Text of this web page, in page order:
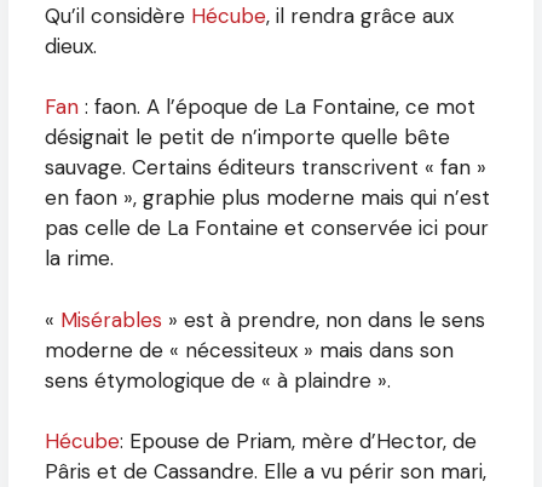
Qu’il considère Hécube, il rendra grâce aux
dieux.
Fan : faon. A l’époque de La Fontaine, ce mot
désignait le petit de n’importe quelle bête
sauvage. Certains éditeurs transcrivent « fan »
en faon », graphie plus moderne mais qui n’est
pas celle de La Fontaine et conservée ici pour
la rime.
« Misérables » est à prendre, non dans le sens
moderne de « nécessiteux » mais dans son
sens étymologique de « à plaindre ».
Hécube: Epouse de Priam, mère d’Hector, de
Pâris et de Cassandre. Elle a vu périr son mari,